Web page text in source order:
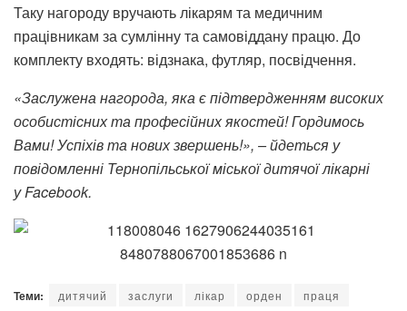
Таку нагороду вручають лікарям та медичним
працівникам за сумлінну та самовіддану працю. До
комплекту входять: відзнака, футляр, посвідчення.
«Заслужена нагорода, яка є підтвердженням високих
особистісних та професійних якостей! Гордимось
Вами!Успіхів та нових звершень!», – йдеться у
повідомленні Тернопільської міської дитячої лікарні
уFacebook.
Теми: дитячий заслуги лікар орден праця